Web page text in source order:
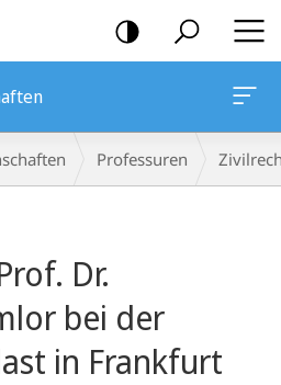
Professuren
Dr.
bei der
in Frankfurt